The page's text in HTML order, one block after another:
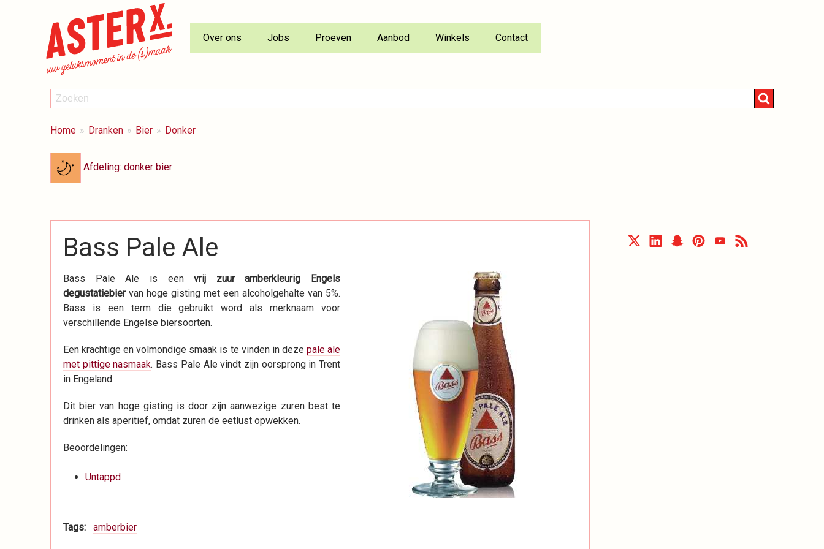
Over ons Jobs Proeven Aanbod Winkels Contact
ZOEKEN
Zoeken
BREADCRUMBS
Je
hier:
Home Dranken Bier Donker
Afdeling: donker bier
Bass Pale Ale
Bass Pale Ale is eenvrij zuur amberkleurig Engels
degustatiebiervan hoge gisting met een alcoholgehalte van 5%.
Bass is een term die gebruikt word als merknaam voor
verschillende Engelse biersoorten.
Een krachtige en volmondige smaak is te vinden in deze pale ale
met pittige nasmaak. Bass Pale Ale vindt zijn oorsprong in Trent
in Engeland.
Dit bier van hoge gisting is door zijn aanwezige zuren best te
drinken als aperitief, omdat zuren de eetlust opwekken.
Beoordelingen:
Untappd
Tags amberbier